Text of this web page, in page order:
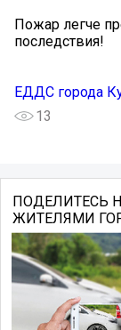
Пожар легче
последствия!
ЕДДС города
13
ПОДЕЛИТЕСЬ
ЖИТЕЛЯМИ